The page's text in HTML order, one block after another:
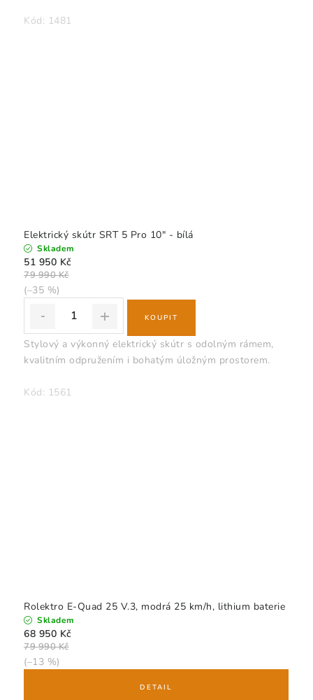
Kód: 1481
Elektrický skútr SRT 5 Pro 10" - bílá
Skladem
51 950 Kč
79 990 Kč
(–35 %)
Stylový a výkonný elektrický skútr s odolným rámem,
kvalitním odpružením i bohatým úložným prostorem.
Kód: 1561
Rolektro E-Quad 25 V.3, modrá 25 km/h, lithium baterie
Skladem
68 950 Kč
79 990 Kč
(–13 %)